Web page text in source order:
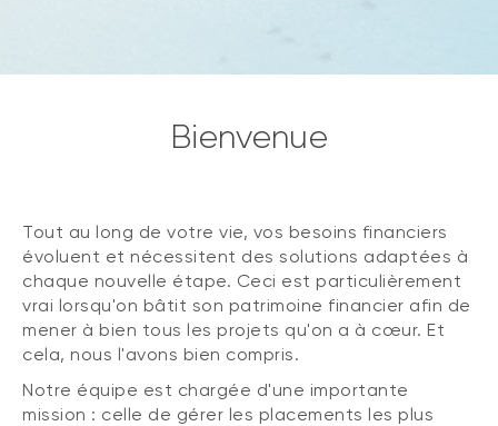
Bienvenue
Tout au long de votre vie, vos besoins financiers
évoluent et nécessitent des solutions adaptées à
chaque nouvelle étape. Ceci est particulièrement
vrai lorsqu'on bâtit son patrimoine financier afin de
mener à bien tous les projets qu'on a à cœur. Et
cela, nous l'avons bien compris.
Notre équipe est chargée d'une importante
mission : celle de gérer les placements les plus